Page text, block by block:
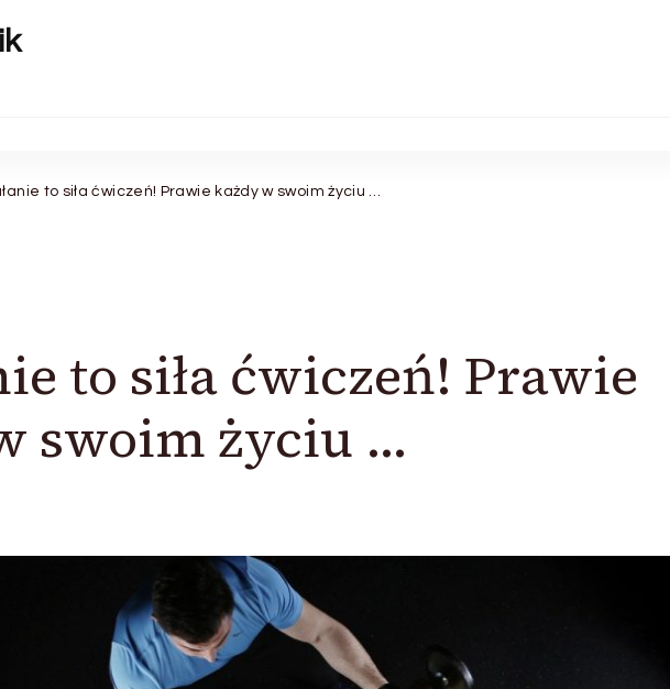
to siła ćwiczeń! Prawie każdy w swoim życiu …
to siła ćwiczeń! Prawie
swoim życiu …